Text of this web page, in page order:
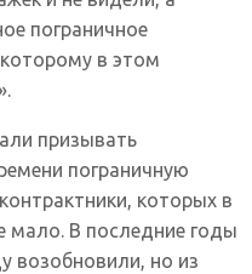
пограничное
в этом
призывать
пограничную
которых в
мало. В последние годы
возобновили, но из